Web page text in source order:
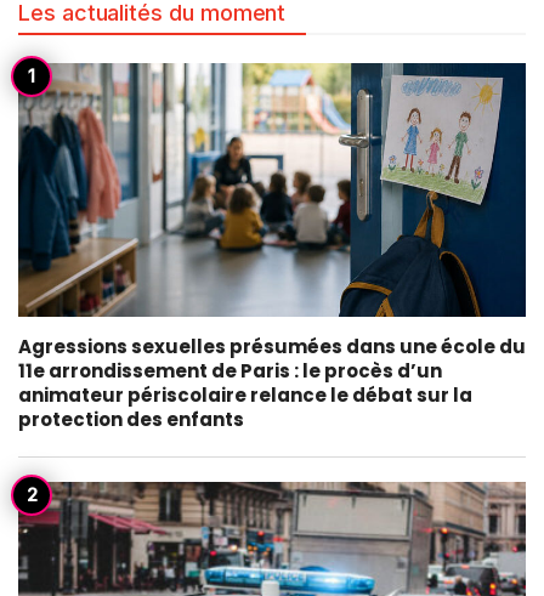
Les actualités du moment
Agressions sexuelles présumées dans une école du
11e arrondissement de Paris : le procès d’un
animateur périscolaire relance le débat sur la
protection des enfants